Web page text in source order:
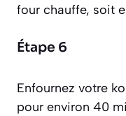
four chauffe, soit
Étape 6
Enfournez votre
pour environ 40